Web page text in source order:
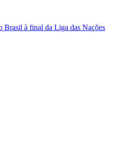
Brasil à final da Liga das Nações